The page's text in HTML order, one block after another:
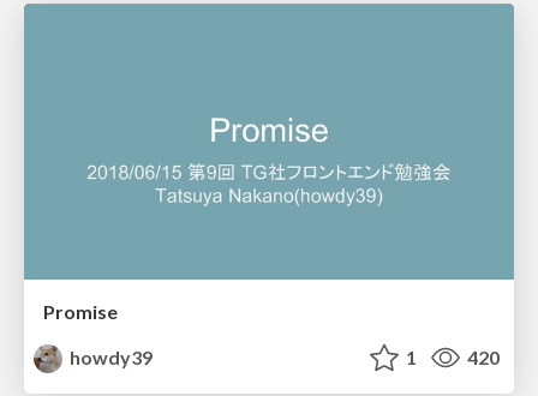
Promise
howdy39
1 420